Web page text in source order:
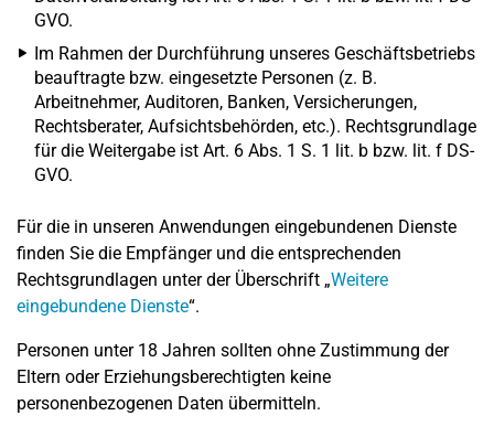
GVO.
Im Rahmen der Durchführung unseres Geschäftsbetriebs
beauftragte bzw. eingesetzte Personen (z. B.
Arbeitnehmer, Auditoren, Banken, Versicherungen,
Rechtsberater, Aufsichtsbehörden, etc.). Rechtsgrundlage
für die Weitergabe ist Art. 6 Abs. 1 S. 1 lit. b bzw. lit. f DS-
GVO.
Für die in unseren Anwendungen eingebundenen Dienste
finden Sie die Empfänger und die entsprechenden
Rechtsgrundlagen unter der Überschrift „Weitere
eingebundene Dienste“.
Personen unter 18 Jahren sollten ohne Zustimmung der
Eltern oder Erziehungsberechtigten keine
personenbezogenen Daten übermitteln.